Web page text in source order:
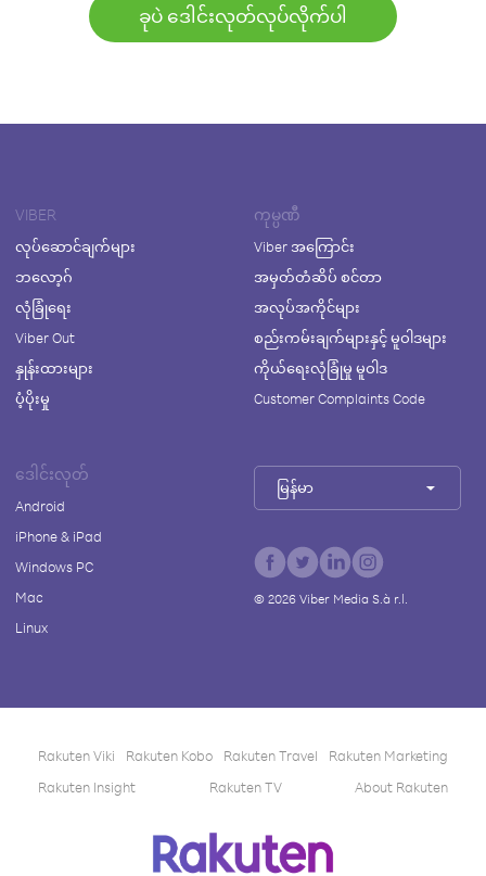
ခုပဲ ဒေါင်းလုတ်လုပ်လိုက်ပါ
VIBER
လုပ်ဆောင်ချက်များ
ဘလော့ဂ်
လုံခြုံရေး
Viber Out
နှုန်းထားများ
ပံ့ပိုးမှု
ကုမ္ပဏီ
Viber အကြောင်း
အမှတ်တံဆိပ် စင်တာ
အလုပ်အကိုင်များ
စည်းကမ်းချက်များနှင့် မူဝါဒများ
ကိုယ်ရေးလုံခြုံမှု မူဝါဒ
Customer Complaints Code
ဒေါင်းလုတ်
Android
iPhone & iPad
Windows PC
Mac
Linux
မြန်မာ
© 2026Viber Media S.à r.l.
Rakuten Viki Rakuten Kobo Rakuten Travel
Rakuten Marketing
Rakuten Insight
Rakuten TV About Rakuten